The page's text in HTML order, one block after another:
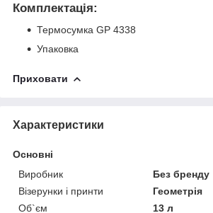
Комплектація:
Термосумка GP 4338
Упаковка
Приховати
Характеристики
Основні
Виробник
Без бренду
Візерунки і принти
Геометрія
Об`єм
13 л